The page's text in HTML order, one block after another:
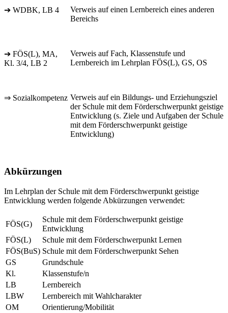
➔ WDBK, LB 4
Verweis auf einen Lernbereich eines anderen
Bereichs
➔ FÖS(L), MA,
Kl. 3/4, LB 2
Verweis auf Fach, Klassenstufe und
Lernbereich im Lehrplan FÖS(L), GS, OS
⇒ Sozialkompetenz Verweis auf ein Bildungs- und Erziehungsziel
der Schule mit dem Förderschwerpunkt geistige
Entwicklung (s. Ziele und Aufgaben der Schule
mit dem Förderschwerpunkt geistige
Entwicklung)
Abkürzungen
Im Lehrplan der Schule mit dem Förderschwerpunkt geistige
Entwicklung werden folgende Abkürzungen verwendet:
FÖS(G)
Schule mit dem Förderschwerpunkt geistige
Entwicklung
FÖS(L)
Schule mit dem Förderschwerpunkt Lernen
FÖS(BuS) Schule mit dem Förderschwerpunkt Sehen
GS
Grundschule
Kl.
Klassenstufe/n
LB
Lernbereich
LBW
Lernbereich mit Wahlcharakter
OM
Orientierung/Mobilität